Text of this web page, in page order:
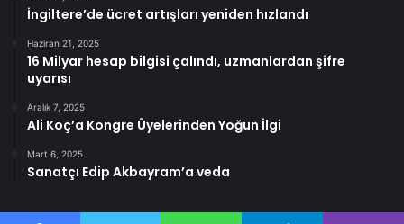
İngiltere’de ücret artışları yeniden hızlandı
Haziran 21, 2025
16 Milyar hesap bilgisi çalındı, uzmanlardan şifre
uyarısı
Aralık 7, 2025
Ali Koç’a Kongre Üyelerinden Yoğun İlgi
Mart 6, 2025
Sanatçı Edip Akbayram’a veda